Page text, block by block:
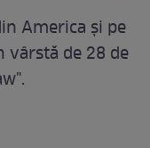
America şi pe
vârstă de 28 de